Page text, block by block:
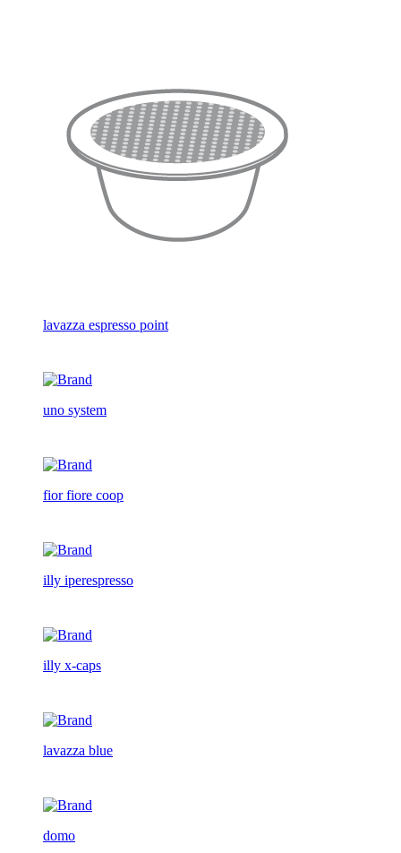
lavazza espresso point
uno system
fior fiore coop
illy iperespresso
illy x-caps
lavazza blue
domo